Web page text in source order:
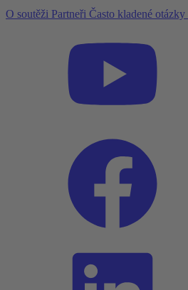
O soutěži Partneři Často kladené otázky